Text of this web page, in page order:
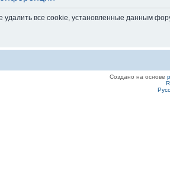
удалить все cookie, установленные данным
Создано на основе